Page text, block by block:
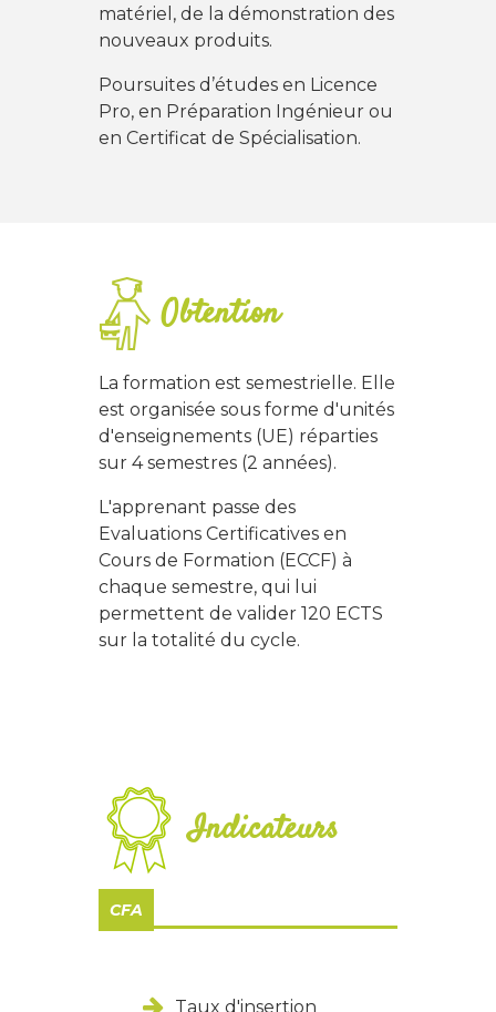
matériel, de la démonstration des
nouveaux produits.
Poursuites d’études en Licence
Pro, en Préparation Ingénieur ou
en Certificat de Spécialisation.
Obtention
La formation est semestrielle. Elle
est organisée sous forme d'unités
d'enseignements (UE) réparties
sur 4 semestres (2 années).
L'apprenant passe des
Evaluations Certificatives en
Cours de Formation (ECCF) à
chaque semestre, qui lui
permettent de valider 120 ECTS
sur la totalité du cycle.
Indicateurs
CFA
Taux d'insertion